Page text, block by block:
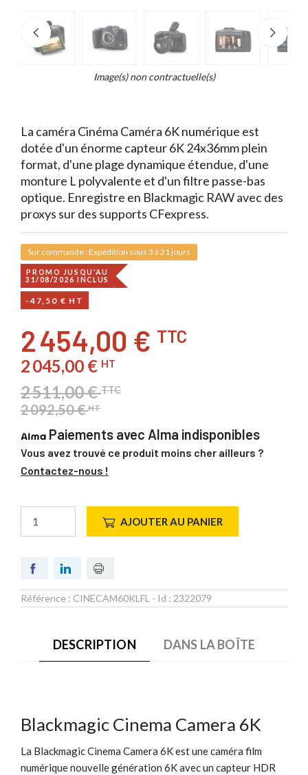
Image(s) non contractuelle(s)
La caméra Cinéma Caméra 6K numérique est
dotée d'un énorme capteur 6K 24x36mm plein
format, d'une plage dynamique étendue, d'une
monture L polyvalente et d'un filtre passe-bas
optique. Enregistre en Blackmagic RAW avec des
proxys sur des supports CFexpress.
Sur commande : Expédition sous 3 à 21 jours
PROMO JUSQU'AU
31/08/2026 INCLUS
-47,50 € HT
2 454,00 € TTC
2 045,00 € HT
2 511,00 €TTC
2 092,50 €HT
Paiements avec Alma indisponibles
Vous avez trouvé ce produit moins cher ailleurs ?
Contactez-nous !
AJOUTER AU PANIER
Référence : CINECAM60KLFL - Id : 2322079
DESCRIPTION DANS LA BOÎTE
Blackmagic Cinema Camera 6K
La Blackmagic Cinema Camera 6K est une caméra film
numérique nouvelle génération 6K avec un capteur HDR